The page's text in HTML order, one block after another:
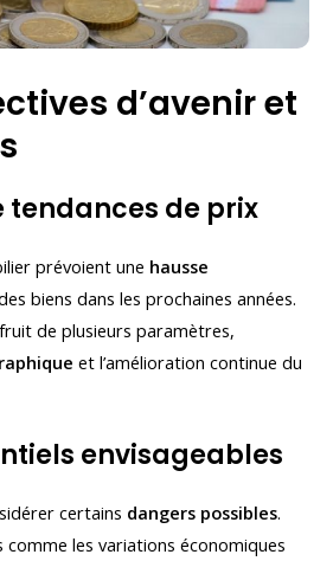
d’avenir et
tendances de prix
prévoient une hausse
biens dans les prochaines années.
de plusieurs paramètres,
et l’amélioration continue du
envisageables
certains dangers possibles.
les variations économiques